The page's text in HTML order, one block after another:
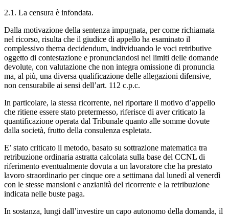
2.1. La censura è infondata.
Dalla motivazione della sentenza impugnata, per come richiamata
nel ricorso, risulta che il giudice di appello ha esaminato il
complessivo thema decidendum, individuando le voci retributive
oggetto di contestazione e pronunciandosi nei limiti delle domande
devolute, con valutazione che non integra omissione di pronuncia
ma, al più, una diversa qualificazione delle allegazioni difensive,
non censurabile ai sensi dell’art. 112 c.p.c.
In particolare, la stessa ricorrente, nel riportare il motivo d’appello
che ritiene essere stato pretermesso, riferisce di aver criticato la
quantificazione operata dal Tribunale quanto alle somme dovute
dalla società, frutto della consulenza espletata.
E’ stato criticato il metodo, basato su sottrazione matematica tra
retribuzione ordinaria astratta calcolata sulla base del CCNL di
riferimento eventualmente dovuta a un lavoratore che ha prestato
lavoro straordinario per cinque ore a settimana dal lunedì al venerdì
con le stesse mansioni e anzianità del ricorrente e la retribuzione
indicata nelle buste paga.
In sostanza, lungi dall’investire un capo autonomo della domanda, il